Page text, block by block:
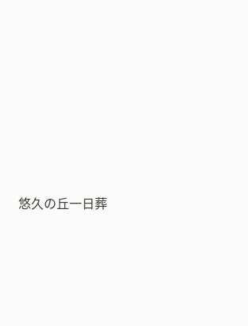
悠久の丘一日葬